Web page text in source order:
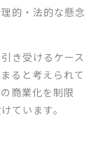
的・法的な懸念
き受けるケース
ると考えられて
商業化を制限
ています。